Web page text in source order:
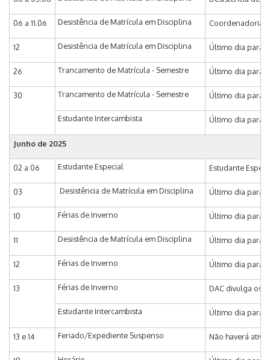
06 a 11.06 Desistência de Matrícula em Disciplina Coordenadoria
12 Desistência de Matrícula em Disciplina Último dia para
26 Trancamento de Matrícula - Semestre Último dia para
30 Trancamento de Matrícula - Semestre Último dia para
Estudante Intercambista Último dia para
Junho de 2025
02 a 06 Estudante Especial Estudante
03 Desistência de Matrícula em Disciplina Último dia para
10 Férias de Inverno Último dia para
11 Desistência de Matrícula em Disciplina Último dia para
12 Férias de Inverno Último dia para
13 Férias de Inverno DAC divulga os
Estudante Intercambista Último dia para
13 e 14 Feriado/Expediente Suspenso Não haverá